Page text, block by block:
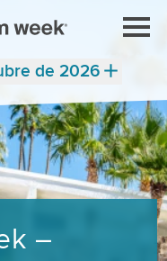
de 2026
–